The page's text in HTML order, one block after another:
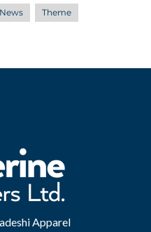
News Theme
Apparel